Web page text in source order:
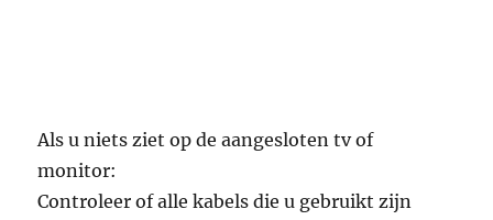
Als u niets ziet op de aangesloten tv of
monitor:
Controleer of alle kabels die u gebruikt zijn